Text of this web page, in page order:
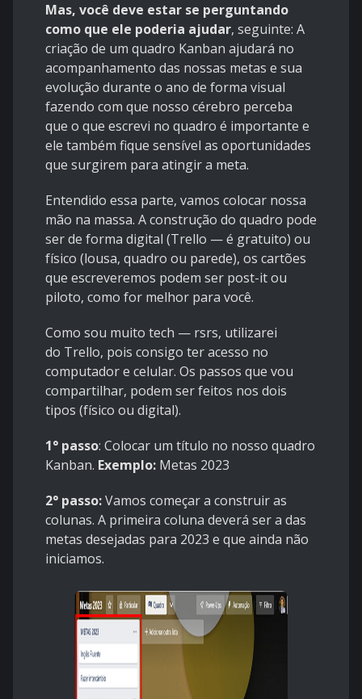
Mas, você deve estar se perguntando
como que ele poderia ajudar, seguinte: A
criação de um quadro Kanban ajudará no
acompanhamento das nossas metas e sua
evolução durante o ano de forma visual
fazendo com que nosso cérebro perceba
que o que escrevi no quadro é importante e
ele também fique sensível as oportunidades
que surgirem para atingir a meta.
Entendido essa parte, vamos colocar nossa
mão na massa. A construção do quadro pode
ser de forma digital (Trello — é gratuito) ou
físico (lousa, quadro ou parede), os cartões
que escreveremos podem ser post-it ou
piloto, como for melhor para você.
Como sou muito tech — rsrs, utilizarei
do Trello, pois consigo ter acesso no
computador e celular. Os passos que vou
compartilhar, podem ser feitos nos dois
tipos (físico ou digital).
1° passo: Colocar um título no nosso quadro
Kanban. Exemplo: Metas 2023
2° passo:Vamos começar a construir as
colunas. A primeira coluna deverá ser a das
metas desejadas para 2023 e que ainda não
iniciamos.